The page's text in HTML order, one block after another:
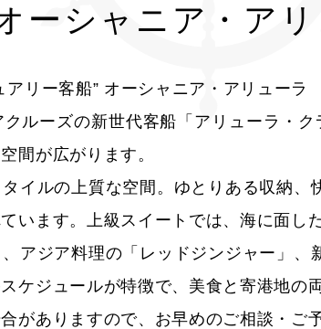
ーシャニア・アリ
リー客船” オーシャニア・アリューラ
ルーズの新世代客船「アリューラ・
間が広がります。
イルの上質な空間。ゆとりある収納、
います。上級スイートでは、海に面し
アジア料理の「レッドジンジャー」
ケジュールが特徴で、美食と寄港地の
がありますので、お早めのご相談・ご